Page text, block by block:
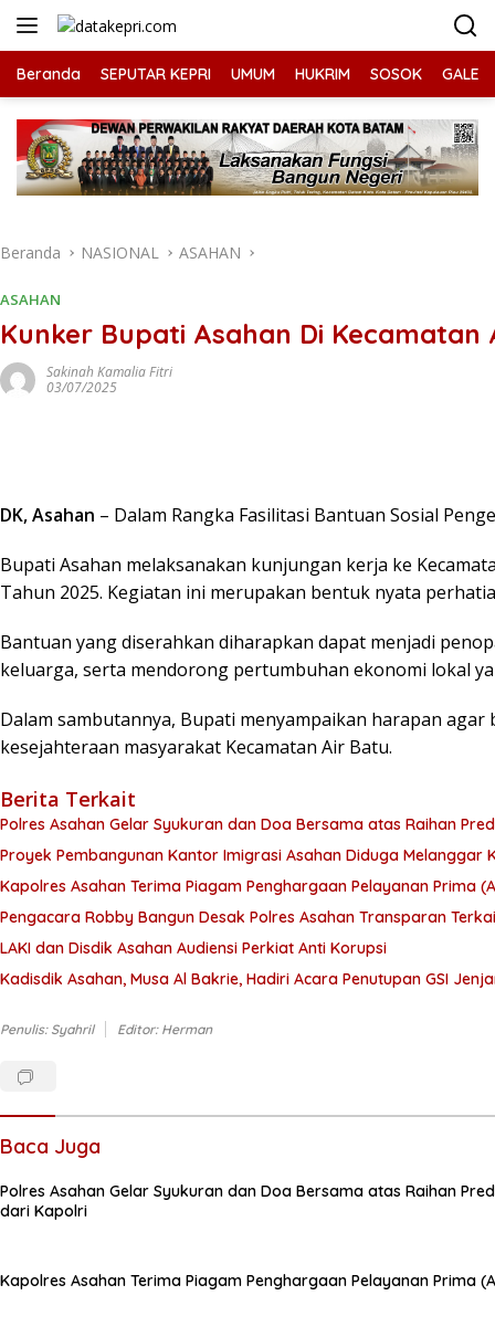
Langsung
Beranda SEPUTAR KEPRI UMUM HUKRIM SOSOK
Beranda NASIONAL ASAHAN
ASAHAN
Kunker Bupati Asahan Di Kecamatan
Sakinah Kamalia Fitri
03/07/2025
DK, Asahan – Dalam Rangka Fasilitasi Bantuan Sosial
Bupati Asahan melaksanakan kunjungan kerja ke
Tahun 2025. Kegiatan ini merupakan bentuk nyata
Bantuan yang diserahkan diharapkan dapat menjadi
keluarga, serta mendorong pertumbuhan ekonomi lokal
Dalam sambutannya, Bupati menyampaikan harapan
kesejahteraan masyarakat Kecamatan Air Batu.
Berita Terkait
Polres Asahan Gelar Syukuran dan Doa Bersama atas Raihan
Proyek Pembangunan Kantor Imigrasi Asahan Diduga Melanggar
Kapolres Asahan Terima Piagam Penghargaan Pelayanan Prima
Pengacara Robby Bangun Desak Polres Asahan Transparan
LAKI dan Disdik Asahan Audiensi Perkiat Anti Korupsi
Kadisdik Asahan, Musa Al Bakrie, Hadiri Acara Penutupan GSI
Penulis: Syahril Editor: Herman
Baca Juga
Polres Asahan Gelar Syukuran dan Doa Bersama atas Raihan
dari Kapolri
Kapolres Asahan Terima Piagam Penghargaan Pelayanan Prima